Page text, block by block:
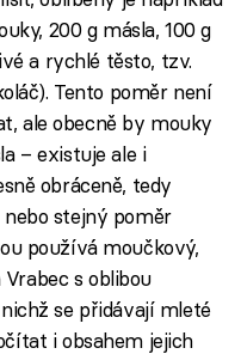
200 g másla, 100 g
a rychlé těsto, tzv.
Tento poměr není
ale obecně by mouky
– existuje ale i
obráceně, tedy
stejný poměr
používá moučkový,
s oblibou
se přidávají mleté
i obsahem jejich